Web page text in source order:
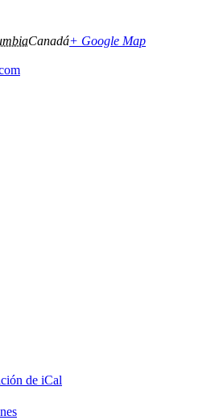
Canadá+ Google Map
de iCal